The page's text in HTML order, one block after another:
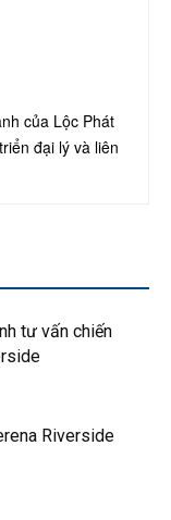
của Lộc Phát
đại lý và liên
tư vấn chiến
Riverside